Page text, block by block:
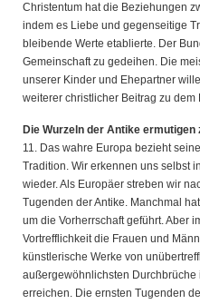
Christentum hat die Beziehungen
indem es Liebe und gegenseitige
bleibende Werte etablierte. Der
Gemeinschaft zu gedeihen. Die
unserer Kinder und Ehepartner
weiterer christlicher Beitrag zu
Die Wurzeln der Antike
11. Das wahre Europa bezieht
Tradition. Wir erkennen uns selbst
wieder. Als Europäer streben wir
Tugenden der Antike. Manchmal
um die Vorherrschaft geführt. Aber
Vortrefflichkeit die Frauen und
künstlerische Werke von
außergewöhnlichsten Durchbrüche
erreichen. Die ernsten Tugenden